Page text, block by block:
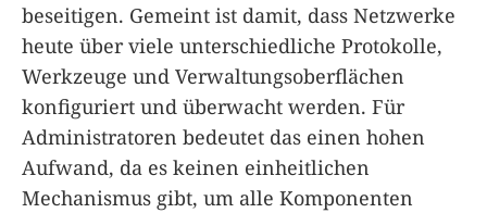
beseitigen. Gemeint ist damit, dass Netzwerke
heute über viele unterschiedliche Protokolle,
Werkzeuge und Verwaltungsoberflächen
konfiguriert und überwacht werden. Für
Administratoren bedeutet das einen hohen
Aufwand, da es keinen einheitlichen
Mechanismus gibt, um alle Komponenten